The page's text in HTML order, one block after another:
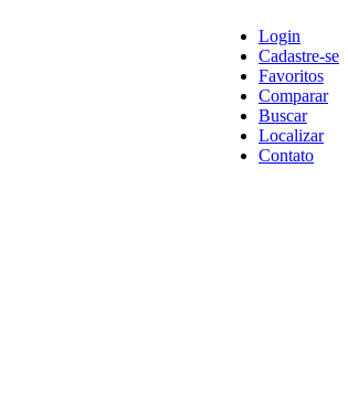
Login
Cadastre-se
Favoritos
Comparar
Buscar
Localizar
Contato